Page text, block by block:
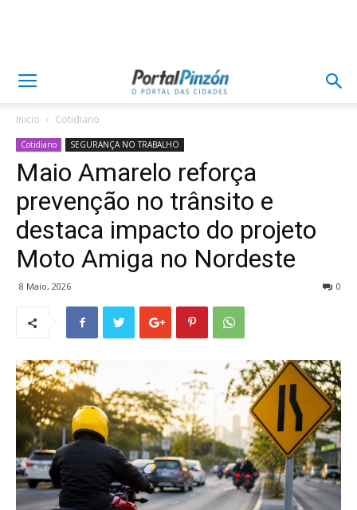
Inicio Cotidiano
Cotidiano SEGURANÇA NO TRABALHO
Maio Amarelo reforça
prevenção no trânsito e
destaca impacto do projeto
Moto Amiga no Nordeste
8 Maio, 2026 0